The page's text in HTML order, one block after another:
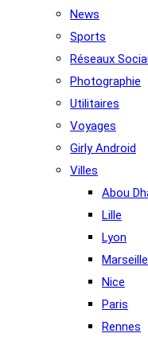
News
Sports
Réseaux
Photographie
Utilitaires
Voyages
Girly Android
Villes
Abou
Lille
Lyon
Marseille
Nice
Paris
Rennes